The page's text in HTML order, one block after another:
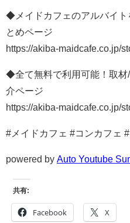
◆メイドカフェのアルバイト
とめページ
https://akiba-maidcafe.co.jp/
◆全て無料で利用可能！取材
介ページ
https://akiba-maidcafe.co.jp/
#メイドカフェ #コンカフェ
powered by Auto Youtube
共有:
Facebook X